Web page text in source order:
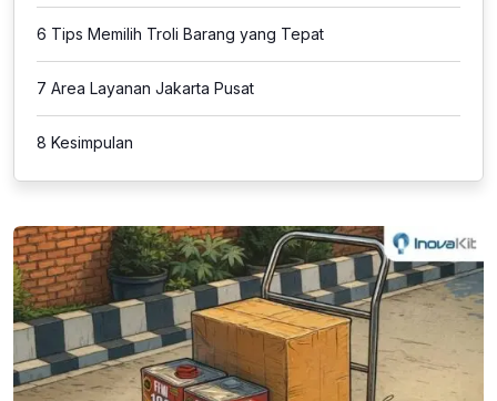
6 Tips Memilih Troli Barang yang Tepat
7 Area Layanan Jakarta Pusat
8 Kesimpulan